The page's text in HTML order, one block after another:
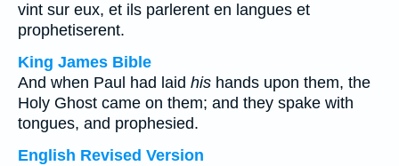
vint sur eux, et ils parlerent en langues et
prophetiserent.
King James Bible
And when Paul had laid his hands upon them, the
Holy Ghost came on them; and they spake with
tongues, and prophesied.
English Revised Version